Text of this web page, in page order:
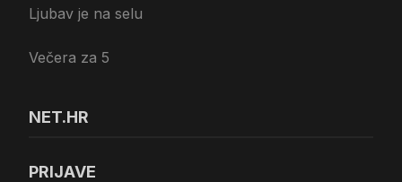
Ljubav je na selu
Večera za 5
NET.HR
PRIJAVE